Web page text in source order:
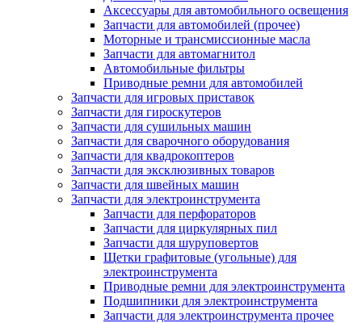
Аксессуары для автомобильного освещения
Запчасти для автомобилей (прочее)
Моторные и трансмиссионные масла
Запчасти для автомагнитол
Автомобильные фильтры
Приводные ремни для автомобилей
Запчасти для игровых приставок
Запчасти для гироскутеров
Запчасти для сушильных машин
Запчасти для сварочного оборудования
Запчасти для квадрокоптеров
Запчасти для эксклюзивных товаров
Запчасти для швейных машин
Запчасти для электроинструмента
Запчасти для перфораторов
Запчасти для циркулярных пил
Запчасти для шуруповертов
Щетки графитовые (угольные) для
электроинструмента
Приводные ремни для электроинструмента
Подшипники для электроинструмента
Запчасти для электроинструмента прочее